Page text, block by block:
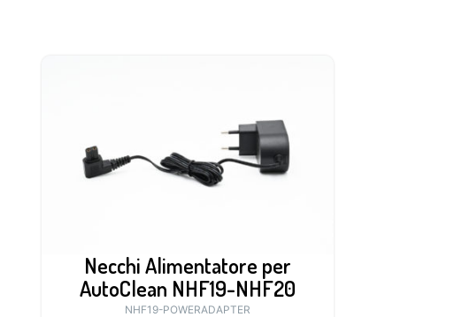
Necchi Alimentatore per
AutoClean NHF19-NHF20
NHF19-POWERADAPTER